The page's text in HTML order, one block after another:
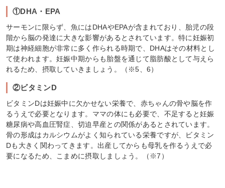
①DHA・EPA
サーモンに限らず、魚にはDHAやEPAが含まれており、胎児の段
階から脳の発達に大きな影響があるとされています。特に妊娠初
期は神経細胞が非常に多く作られる時期で、DHAはその材料とし
て使われます。妊娠中期からも胎盤を通じて脂肪酸として与えら
れるため、摂取していきましょう。（※5、6）
②ビタミンD
ビタミンDは妊娠中に欠かせない栄養で、赤ちゃんの骨や脳を作
るうえで必要となります。ママの体にも必要で、不足すると妊娠
糖尿病や高血圧腎症、切迫早産との関係があるとされています。
骨の形成はカルシウムがよく知られている栄養ですが、ビタミン
Dも大きく関わってきます。出産してからも母乳を作るうえで必
要になるため、こまめに摂取しましょう。（※7）